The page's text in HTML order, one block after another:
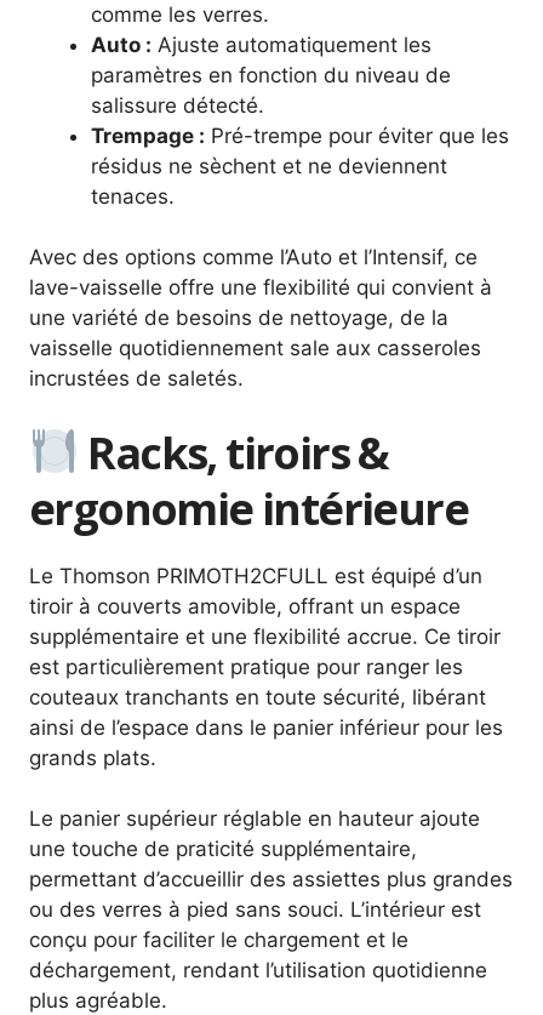
comme les verres.
Auto : Ajuste automatiquement les
paramètres en fonction du niveau de
salissure détecté.
Trempage : Pré-trempe pour éviter que les
résidus ne sèchent et ne deviennent
tenaces.
Avec des options comme l’Auto et l’Intensif, ce
lave-vaisselle offre une flexibilité qui convient à
une variété de besoins de nettoyage, de la
vaisselle quotidiennement sale aux casseroles
incrustées de saletés.
Racks, tiroirs &
ergonomie intérieure
Le Thomson PRIMOTH2CFULL est équipé d’un
tiroir à couverts amovible, offrant un espace
supplémentaire et une flexibilité accrue. Ce tiroir
est particulièrement pratique pour ranger les
couteaux tranchants en toute sécurité, libérant
ainsi de l’espace dans le panier inférieur pour les
grands plats.
Le panier supérieur réglable en hauteur ajoute
une touche de praticité supplémentaire,
permettant d’accueillir des assiettes plus grandes
ou des verres à pied sans souci. L’intérieur est
conçu pour faciliter le chargement et le
déchargement, rendant l’utilisation quotidienne
plus agréable.